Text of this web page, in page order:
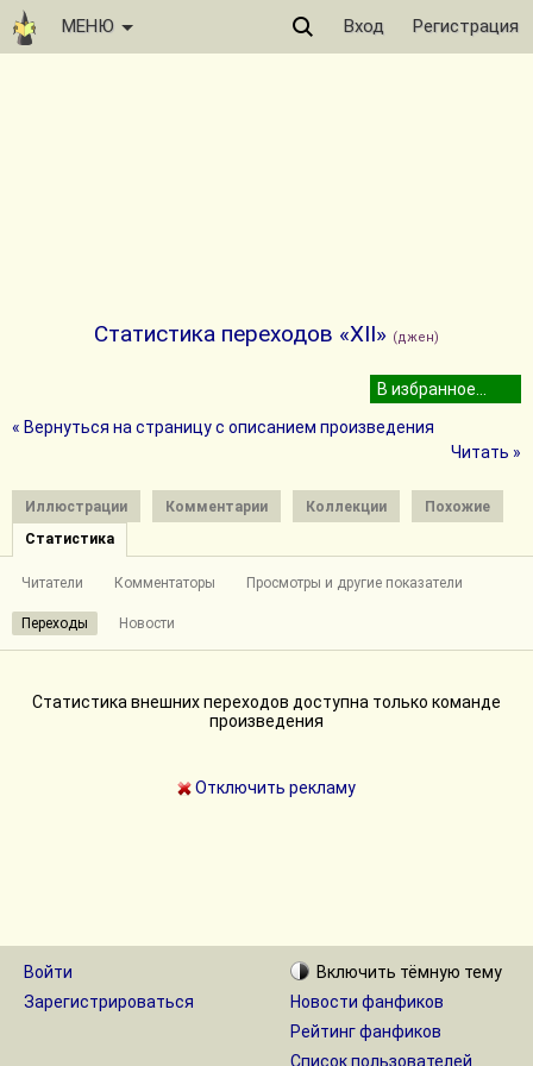
МЕНЮ Вход Регистрация
Статистика переходов «XII» (джен)
« Вернуться на страницу с описанием произведения
Читать »
Иллюстрации Комментарии Коллекции
Похожие
Статистика
Читатели Комментаторы Просмотры и другие показатели
Переходы Новости
Статистика внешних переходов доступна только команде
произведения
Отключить рекламу
Войти
Зарегистрироваться
Включить тёмную тему
Новости фанфиков
Рейтинг фанфиков
Список пользователей